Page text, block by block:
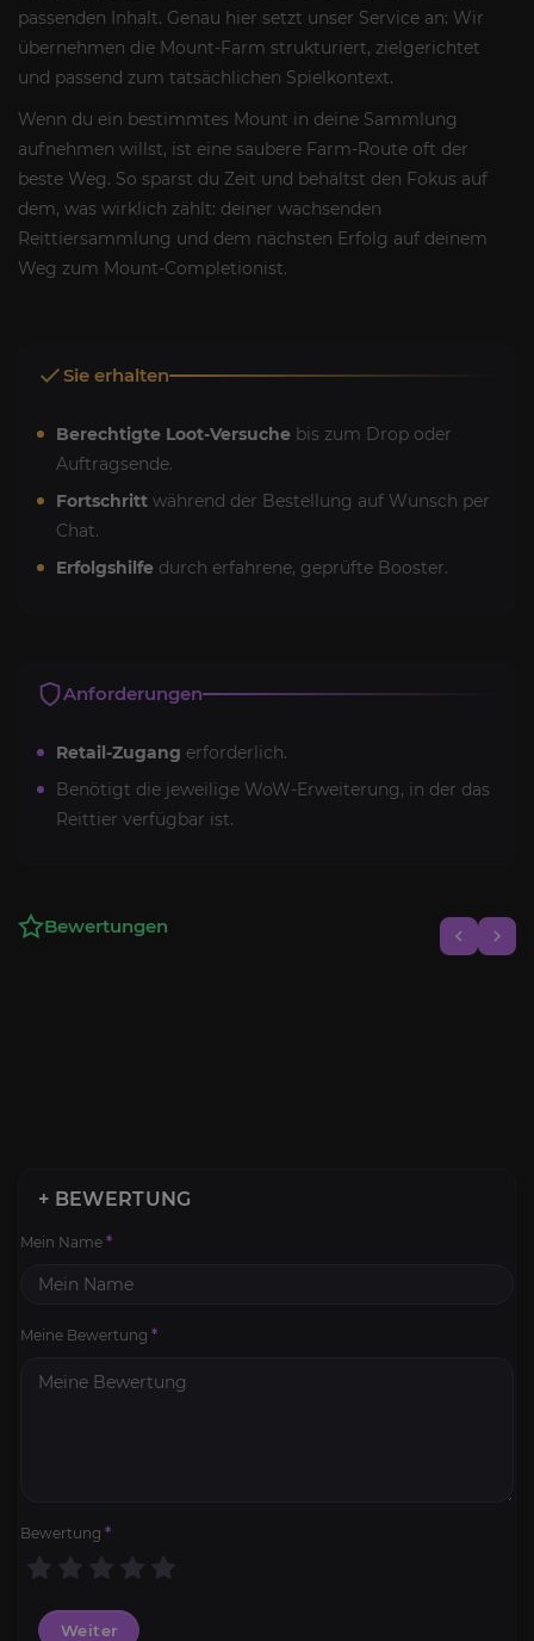
passenden Inhalt. Genau hier setzt unser Service an: Wir
übernehmen die Mount-Farm strukturiert, zielgerichtet
und passend zum tatsächlichen Spielkontext.
Wenn du ein bestimmtes Mount in deine Sammlung
aufnehmen willst, ist eine saubere Farm-Route oft der
beste Weg. So sparst du Zeit und behältst den Fokus auf
dem, was wirklich zählt: deiner wachsenden
Reittiersammlung und dem nächsten Erfolg auf deinem
Weg zum Mount-Completionist.
Sie erhalten
Berechtigte Loot-Versuche bis zum Drop oder
Auftragsende.
Fortschritt während der Bestellung auf Wunsch per
Chat.
Erfolgshilfe durch erfahrene, geprüfte Booster.
Anforderungen
Retail-Zugang erforderlich.
Benötigt die jeweilige WoW-Erweiterung, in der das
Reittier verfügbar ist.
Bewertungen
+ BEWERTUNG
Mein Name *
Meine Bewertung *
Bewertung *
Weiter